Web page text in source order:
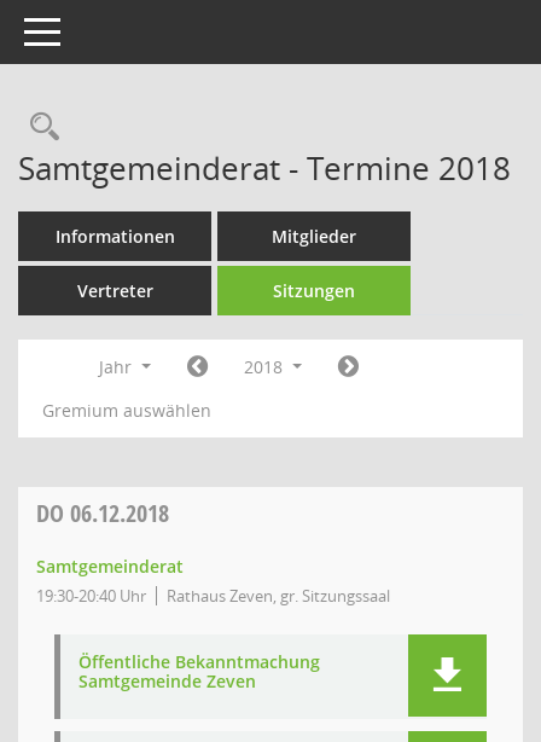
Toggle navigation
Rechercheauswahl
Samtgemeinderat - Termine 2018
Informationen Mitglieder
Vertreter Sitzungen
Jahr
2018
Gremium auswählen
DO 06.12.2018
Samtgemeinderat
19:30-20:40 Uhr Rathaus Zeven, gr. Sitzungssaal
Öffentliche Bekanntmachung
Samtgemeinde Zeven